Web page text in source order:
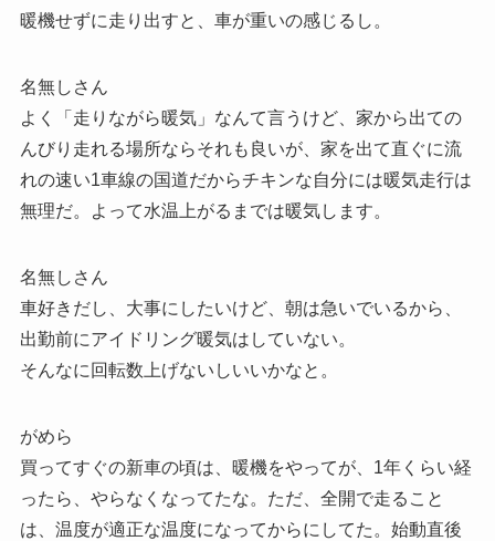
暖機せずに走り出すと、車が重いの感じるし。
名無しさん
よく「走りながら暖気」なんて言うけど、家から出ての
んびり走れる場所ならそれも良いが、家を出て直ぐに流
れの速い1車線の国道だからチキンな自分には暖気走行は
無理だ。よって水温上がるまでは暖気します。
名無しさん
車好きだし、大事にしたいけど、朝は急いでいるから、
出勤前にアイドリング暖気はしていない。
そんなに回転数上げないしいいかなと。
がめら
買ってすぐの新車の頃は、暖機をやってが、1年くらい経
ったら、やらなくなってたな。ただ、全開で走ること
は、温度が適正な温度になってからにしてた。始動直後